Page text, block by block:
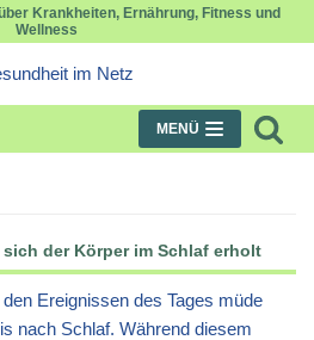
Krankheiten, Ernährung, Fitness und
Wellness
MENÜ
sich der Körper im Schlaf erholt
Ereignissen des Tages müde
nach Schlaf. Während diesem